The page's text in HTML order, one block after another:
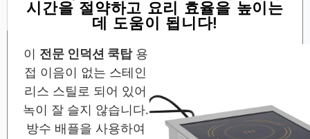
시간을 절약하고 요리 효율을 높이는
데 도움이 됩니다!
이 전문 인덕션 쿡탑용
접 이음이 없는 스테인
리스 스틸로 되어 있어
녹이 잘 슬지 않습니다.
방수 배플을 사용하여